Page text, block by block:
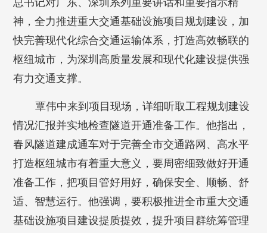
总书记对广东、深圳系列重要讲话和重要指示精
神，全力推进重大交通基础设施项目规划建设，加
快完善现代化综合交通运输体系，打造高效畅联的
枢纽城市，为深圳高质量发展和现代化建设提供强
有力交通支撑。
覃伟中来到项目现场，详细听取工程规划建设
情况汇报并实地检查隧道开通准备工作。他指出，
春风隧道建成通车对于完善全市交通路网、高水平
打造枢纽城市有着重大意义，要周密细致做好开通
准备工作，把项目管好用好，确保安全、顺畅、舒
适、智慧运行。他强调，要积极推进全市重大交通
基础设施项目建设提质提效，提升项目群统筹管理